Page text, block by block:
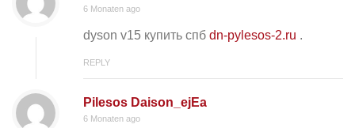
6 Monaten ago
dyson v15 купить спб dn-pylesos-2.ru .
REPLY
Pilesos Daison_ejEa
6 Monaten ago